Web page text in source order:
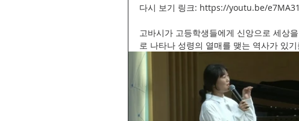
다시 보기 링크: https://youtu.be/
고바시가 고등학생들에게 신앙으로 세상
로 나타나 성령의 열매를 맺는 역사가 있